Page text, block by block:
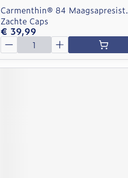
Carmenthin® 84 Maagsapresist.
Zachte Caps
€ 39,99
Aantal